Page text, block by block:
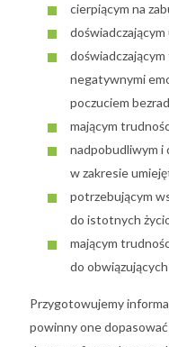
cierpiącym na
negatywnymi
poczuciem
mającym
nadpobudliwym i
w zakresie
potrzebującym
do istotnych
mającym
do
Przygotowujemy
powinny one